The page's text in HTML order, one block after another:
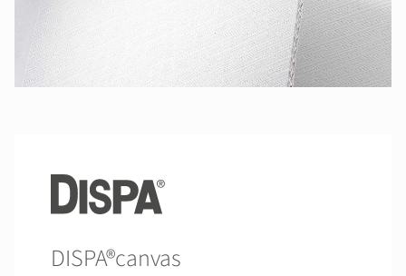
DISPA®canvas